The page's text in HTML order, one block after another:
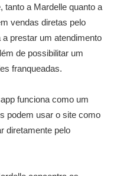
tanto a Mardelle quanto a
vendas diretas pelo
prestar um atendimento
de possibilitar um
franqueadas.
funciona como um
podem usar o site como
diretamente pelo